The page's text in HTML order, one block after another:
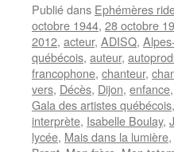
Publié dans Ephémères
octobre 1944, 28 octobre
2012, acteur, ADISQ,
québécois, auteur,
francophone, chanteur,
vers, Décès, Dijon, enfance,
Gala des artistes québécois,
interprète, Isabelle Boulay,
lycée, Mais dans la lumière,